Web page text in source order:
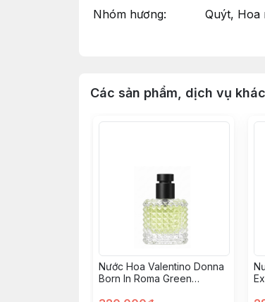
Nhóm hương: Quýt, Hoa
Signature là một nước hoa
bởi hai nhà chế tác tài năng
Hương đầu mở ra với sự tươi
lãng mạn của hoa mộc lan,
ngào ấm áp từ vanilla, sự
Signature là lựa chọn hoàn
việc hằng ngày đến những
Các sản phẩm, dịch vụ khác
Nước Hoa Valentino Donna
Born In Roma Green